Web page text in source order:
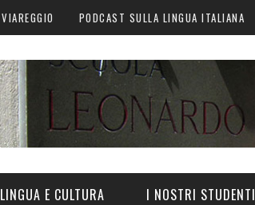
VIAREGGIO PODCAST SULLA LINGUA ITALIANA
LINGUA E CULTURA I NOSTRI STUDENTI